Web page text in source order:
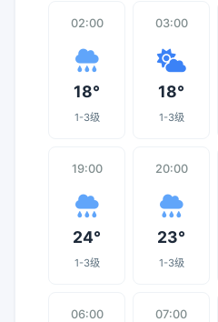
02:00
18°
1-3级
03:00
18°
1-3级
19:00
24°
1-3级
20:00
23°
1-3级
06:00 07:00